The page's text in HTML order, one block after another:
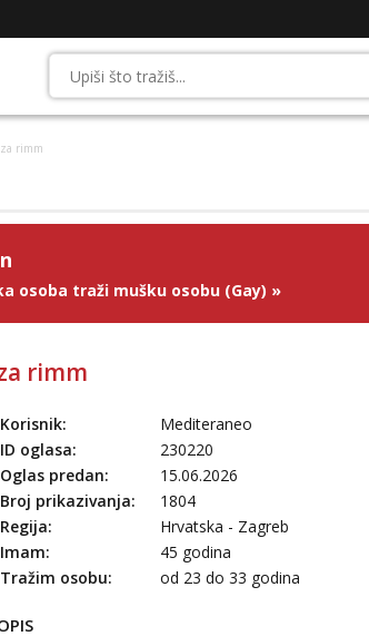
za rimm
osoba traži mušku osobu (Gay) »
rimm
Korisnik:
Mediteraneo
ID oglasa:
230220
Oglas predan:
15.06.2026
Broj prikazivanja:
1804
Regija:
Hrvatska - Zagreb
Imam:
45 godina
Tražim osobu:
od 23 do 33 godina